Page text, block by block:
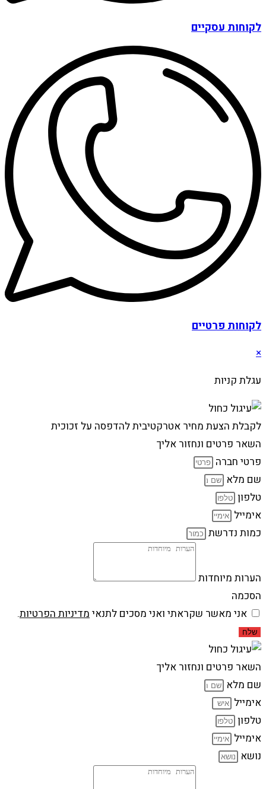
לקוחות עסקיים
לקוחות פרטיים
×
עגלת קניות
לקבלת הצעת מחיר אטרקטיבית להדפסה על זכוכית
השאר פרטים ונחזור אליך
פרטי חברה
שם מלא
טלפון
אימייל
כמות נדרשת
הערות מיוחדות
הסכמה
אני מאשר שקראתי ואני מסכים לתנאימדיניות הפרטיות.
שלח
השאר פרטים ונחזור אליך
שם מלא
אימייל
טלפון
אימייל
נושא